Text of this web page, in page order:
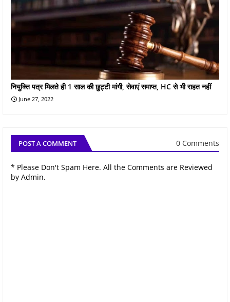
नियुक्ति पत्र मिलते ही 1 साल की छुट्टी मांगी, सेवाएं समाप्त, HC से भी राहत नहीं
June 27, 2022
POST A COMMENT 0 Comments
* Please Don't Spam Here. All the Comments are Reviewed
by Admin.